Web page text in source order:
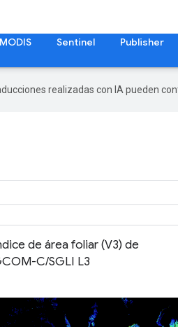
MODIS Sentinel Publisher
realizadas con IA pueden
de área foliar (V3) de
C/SGLI L3